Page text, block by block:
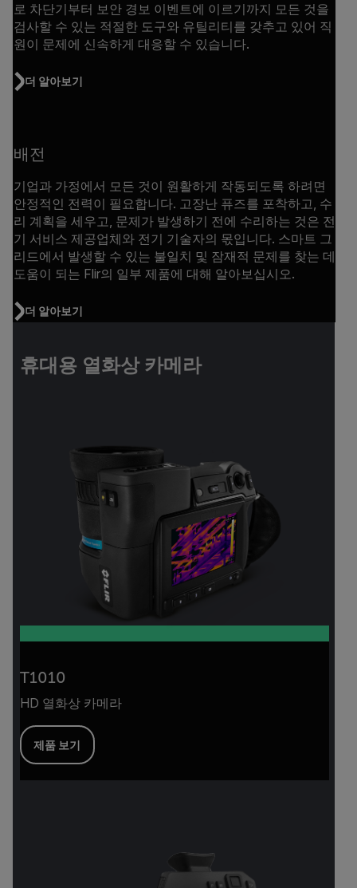
로 차단기부터 보안 경보 이벤트에 이르기까지 모든 것을
검사할 수 있는 적절한 도구와 유틸리티를 갖추고 있어 직
원이 문제에 신속하게 대응할 수 있습니다.
더 알아보기
배전
기업과 가정에서 모든 것이 원활하게 작동되도록 하려면
안정적인 전력이 필요합니다. 고장난 퓨즈를 포착하고, 수
리 계획을 세우고, 문제가 발생하기 전에 수리하는 것은 전
기 서비스 제공업체와 전기 기술자의 몫입니다. 스마트 그
리드에서 발생할 수 있는 불일치 및 잠재적 문제를 찾는 데
도움이 되는 Flir의 일부 제품에 대해 알아보십시오.
더 알아보기
휴대용 열화상 카메라
T1010
HD 열화상 카메라
제품 보기